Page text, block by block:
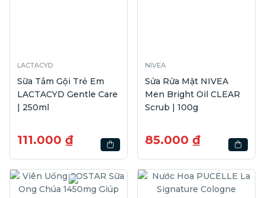
LACTACYD
Sữa Tắm Gội Trẻ Em
LACTACYD Gentle Care
| 250ml
111.000 ₫
NIVEA
Sửa Rửa Mặt NIVEA
Men Bright Oil CLEAR
Scrub | 100g
85.000 ₫